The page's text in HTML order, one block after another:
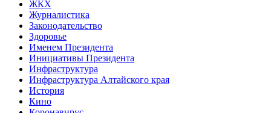
ЖКХ
Журналистика
Законодательство
Здоровье
Именем Президента
Инициативы Президента
Инфраструктура
Инфраструктура Алтайского края
История
Кино